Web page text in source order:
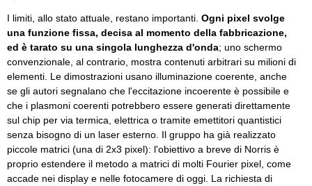
I limiti, allo stato attuale, restano importanti. Ogni pixel svolge
una funzione fissa, decisa al momento della fabbricazione,
ed è tarato su una singola lunghezza d'onda; uno schermo
convenzionale, al contrario, mostra contenuti arbitrari su milioni di
elementi. Le dimostrazioni usano illuminazione coerente, anche
se gli autori segnalano che l'eccitazione incoerente è possibile e
che i plasmoni coerenti potrebbero essere generati direttamente
sul chip per via termica, elettrica o tramite emettitori quantistici
senza bisogno di un laser esterno. Il gruppo ha già realizzato
piccole matrici (una di 2x3 pixel): l'obiettivo a breve di Norris è
proprio estendere il metodo a matrici di molti Fourier pixel, come
accade nei display e nelle fotocamere di oggi. La richiesta di